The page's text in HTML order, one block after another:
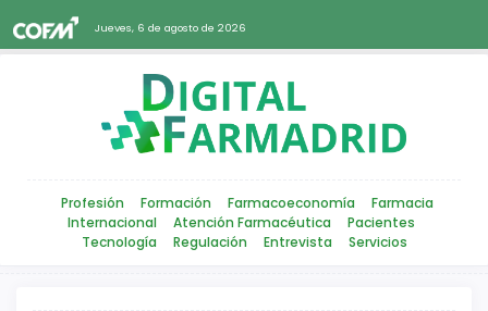
Jueves, 6 de agosto de 2026
Profesión Formación Farmacoeconomía
Farmacia
Internacional
Atención Farmacéutica
Pacientes
Tecnología
Regulación Entrevista Servicios